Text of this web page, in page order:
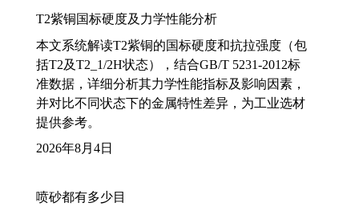
T2紫铜国标硬度及力学性能分析
本文系统解读T2紫铜的国标硬度和抗拉强度（包
括T2及T2_1/2H状态），结合GB/T 5231-2012标
准数据，详细分析其力学性能指标及影响因素，
并对比不同状态下的金属特性差异，为工业选材
提供参考。
2026年8月4日
喷砂都有多少目